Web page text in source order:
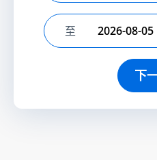
选择结束日期
至
下